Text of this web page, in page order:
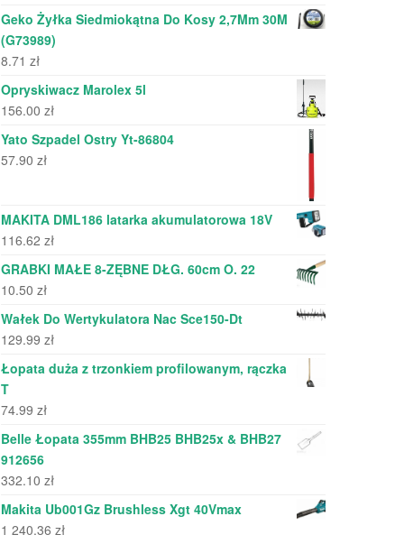
Geko Żyłka Siedmiokątna Do Kosy 2,7Mm 30M
(G73989)
8.71 zł
Opryskiwacz Marolex 5l
156.00 zł
Yato Szpadel Ostry Yt-86804
57.90 zł
MAKITA DML186 latarka akumulatorowa 18V
116.62 zł
GRABKI MAŁE 8-ZĘBNE DŁG. 60cm O. 22
10.50 zł
Wałek Do Wertykulatora Nac Sce150-Dt
129.99 zł
Łopata duża z trzonkiem profilowanym, rączka
T
74.99 zł
Belle Łopata 355mm BHB25 BHB25x & BHB27
912656
332.10 zł
Makita Ub001Gz Brushless Xgt 40Vmax
1 240.36 zł